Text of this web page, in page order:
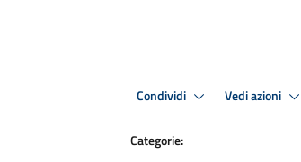
Condividi Vedi azioni
Categorie: